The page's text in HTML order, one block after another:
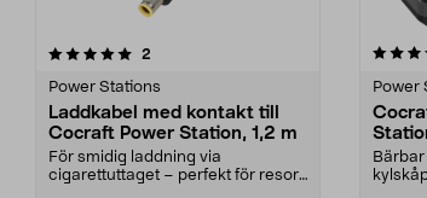
2
Power Stations
Laddkabel med kontakt till
Cocraft Power Station, 1,2 m
För smidig laddning via
cigarettuttaget – perfekt för resor,
4.0 av 5 stjärnor
Power
Bärbar